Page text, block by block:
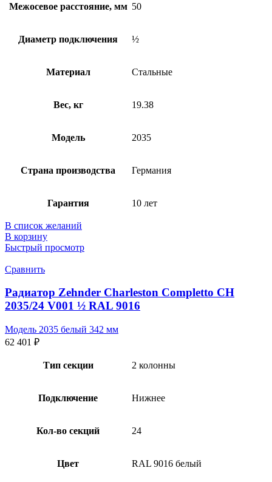
Межосевое расстояние, мм 50
Диаметр подключения ½
Материал Стальные
Вес, кг 19.38
Модель 2035
Страна производства Германия
Гарантия 10 лет
В список желаний
В корзину
Быстрый просмотр
Сравнить
Радиатор Zehnder Charleston Completto CH
2035/24 V001 ½ RAL 9016
Модель 2035 белый 342 мм
62 401 ₽
Тип секции 2 колонны
Подключение Нижнее
Кол-во секций 24
Цвет RAL 9016 белый